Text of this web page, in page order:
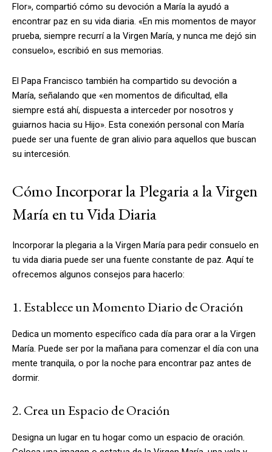
Flor», compartió cómo su devoción a María la ayudó a
encontrar paz en su vida diaria. «En mis momentos de mayor
prueba, siempre recurrí a la Virgen María, y nunca me dejó sin
consuelo», escribió en sus memorias.
El Papa Francisco también ha compartido su devoción a
María, señalando que «en momentos de dificultad, ella
siempre está ahí, dispuesta a interceder por nosotros y
guiarnos hacia su Hijo». Esta conexión personal con María
puede ser una fuente de gran alivio para aquellos que buscan
su intercesión.
Cómo Incorporar la Plegaria a la Virgen
María en tu Vida Diaria
Incorporar la plegaria a la Virgen María para pedir consuelo en
tu vida diaria puede ser una fuente constante de paz. Aquí te
ofrecemos algunos consejos para hacerlo:
1. Establece un Momento Diario de Oración
Dedica un momento específico cada día para orar a la Virgen
María. Puede ser por la mañana para comenzar el día con una
mente tranquila, o por la noche para encontrar paz antes de
dormir.
2. Crea un Espacio de Oración
Designa un lugar en tu hogar como un espacio de oración.